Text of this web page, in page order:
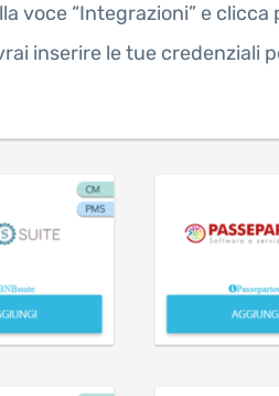
voce “Integrazioni” e
inserire le tue credenziali